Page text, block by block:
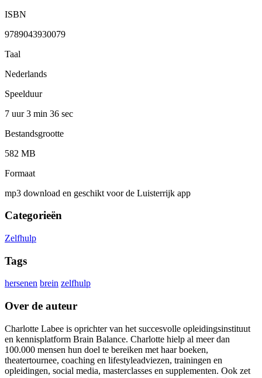
ISBN
9789043930079
Taal
Nederlands
Speelduur
7 uur 3 min 36 sec
Bestandsgrootte
582 MB
Formaat
mp3 download en geschikt voor de Luisterrijk app
Categorieën
Zelfhulp
Tags
hersenen brein zelfhulp
Over de auteur
Charlotte Labee is oprichter van het succesvolle opleidingsinstituut
en kennisplatform Brain Balance. Charlotte hielp al meer dan
100.000 mensen hun doel te bereiken met haar boeken,
theatertournee, coaching en lifestyleadviezen, trainingen en
opleidingen, social media, masterclasses en supplementen. Ook zet